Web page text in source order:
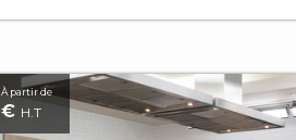
À partir de
€ H.T